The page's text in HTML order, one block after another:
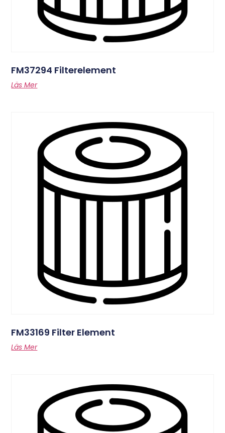
FM37294 Filterelement
Läs Mer
FM33169 Filter Element
Läs Mer